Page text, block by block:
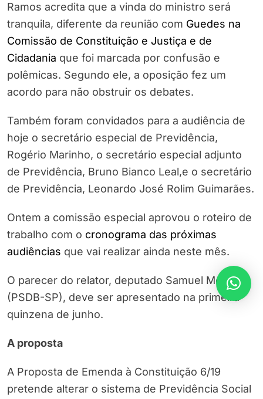
Ramos acredita que a vinda do ministro será
tranquila, diferente da reunião com Guedes na
Comissão de Constituição e Justiça e de
Cidadania que foi marcada por confusão e
polêmicas. Segundo ele, a oposição fez um
acordo para não obstruir os debates.
Também foram convidados para a audiência de
hoje o secretário especial de Previdência,
Rogério Marinho, o secretário especial adjunto
de Previdência, Bruno Bianco Leal,e o secretário
de Previdência, Leonardo José Rolim Guimarães.
Ontem a comissão especial aprovou o roteiro de
trabalho com o cronograma das próximas
audiências que vai realizar ainda neste mês.
O parecer do relator, deputado Samuel Moreira
(PSDB-SP), deve ser apresentado na primeira
quinzena de junho.
A proposta
A Proposta de Emenda à Constituição 6/19
pretende alterar o sistema de Previdência Social